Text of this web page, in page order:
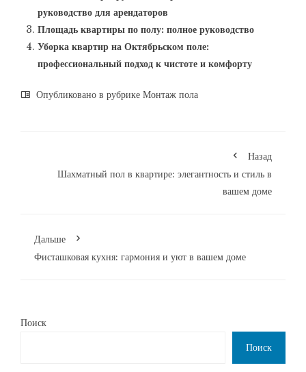
руководство для арендаторов
Площадь квартиры по полу: полное руководство
Уборка квартир на Октябрьском поле:
профессиональный подход к чистоте и комфорту
Опубликовано в рубрике Монтаж пола
Назад
Шахматный пол в квартире: элегантность и стиль в
вашем доме
Дальше
Фисташковая кухня: гармония и уют в вашем доме
Поиск
Поиск